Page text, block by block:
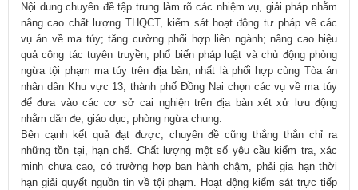
Nội dung chuyên đề tập trung làm rõ các nhiệm vụ, giải pháp nhằm
nâng cao chất lượng THQCT, kiểm sát hoạt động tư pháp về các
vụ án về ma túy; tăng cường phối hợp liên ngành; nâng cao hiệu
quả công tác tuyên truyền, phổ biến pháp luật và chủ động phòng
ngừa tội phạm ma túy trên địa bàn; nhất là phối hợp cùng Tòa án
nhân dân Khu vực 13, thành phố Đồng Nai chọn các vụ về ma túy
để đưa vào các cơ sở cai nghiện trên địa bàn xét xử lưu động
nhằm dăn đe, giáo dục, phòng ngừa chung.
Bên cạnh kết quả đạt được, chuyên đề cũng thẳng thắn chỉ ra
những tồn tại, hạn chế. Chất lượng một số yêu cầu kiểm tra, xác
minh chưa cao, có trường hợp ban hành chậm, phải gia hạn thời
hạn giải quyết nguồn tin về tội phạm. Hoạt động kiểm sát trực tiếp